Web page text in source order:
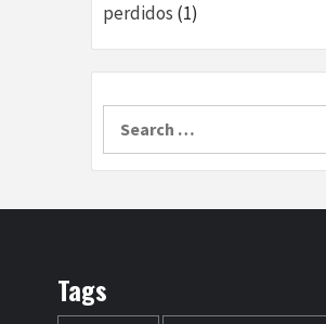
perdidos (1)
Tags